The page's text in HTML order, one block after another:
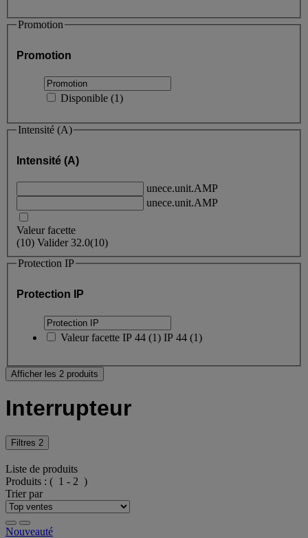
Promotion
Promotion
Disponible (1)
Intensité (A)
Intensité (A)
unece.unit.AMP
unece.unit.AMP
Valeur facette
(10) Valider32.0(10)
Protection IP
Protection IP
Valeur facette IP 44 (1) IP 44 (1)
Afficher les 2 produits
Interrupteur
Filtres 2
Liste de produits
Produits : ( 1 - 2 )
Trier par
Nouveauté